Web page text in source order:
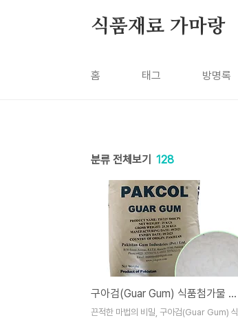
식품재료 가마랑
홈 태그 방명록
분류 전체보기 128
구아검(Guar Gum) 식품첨가물 완벽한 끈적한 마법의 비밀
끈적한 마법의 비밀, 구아검(Guar Gum) 식